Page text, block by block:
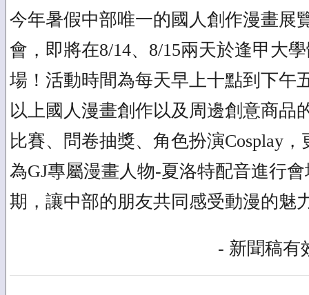
今年暑假中部唯一的國人創作漫畫展
會，即將在8/14、8/15兩天於逢甲大
場！活動時間為每天早上十點到下午
以上國人漫畫創作以及周邊創意商品
比賽、問卷抽獎、角色扮演Cosplay
為GJ專屬漫畫人物-夏洛特配音進行
期，讓中部的朋友共同感受動漫的魅
- 新聞稿有